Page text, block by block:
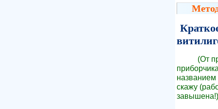
(От
скажу